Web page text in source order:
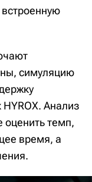
симуляцию
Анализ
оценить темп,
время, а